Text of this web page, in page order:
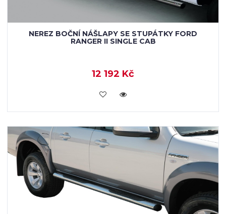
NEREZ BOČNÍ NÁŠLAPY SE STUPÁTKY FORD
RANGER II SINGLE CAB
12 192 Kč
KOUPIT